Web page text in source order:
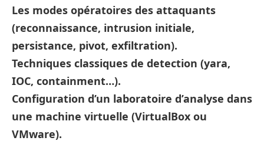
Les modes opératoires des attaquants
(reconnaissance, intrusion initiale,
persistance, pivot, exfiltration).
Techniques classiques de detection (yara,
IOC, containment…).
Configuration d’un laboratoire d’analyse dans
une machine virtuelle (VirtualBox ou
VMware).